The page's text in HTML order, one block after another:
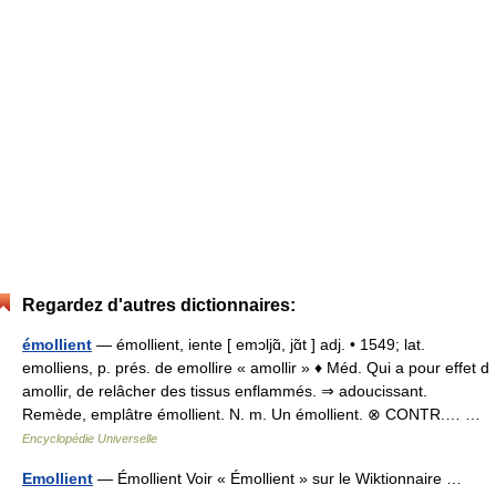
Regardez d'autres dictionnaires:
émollient — émollient, iente [ emɔljɑ̃, jɑ̃t ] adj. • 1549; lat.
emolliens, p. prés. de emollire « amollir » ♦ Méd. Qui a pour effet d
amollir, de relâcher des tissus enflammés. ⇒ adoucissant.
Remède, emplâtre émollient. N. m. Un émollient. ⊗ CONTR.… …
Encyclopédie Universelle
Emollient — Émollient Voir « Émollient » sur le Wiktionnaire …